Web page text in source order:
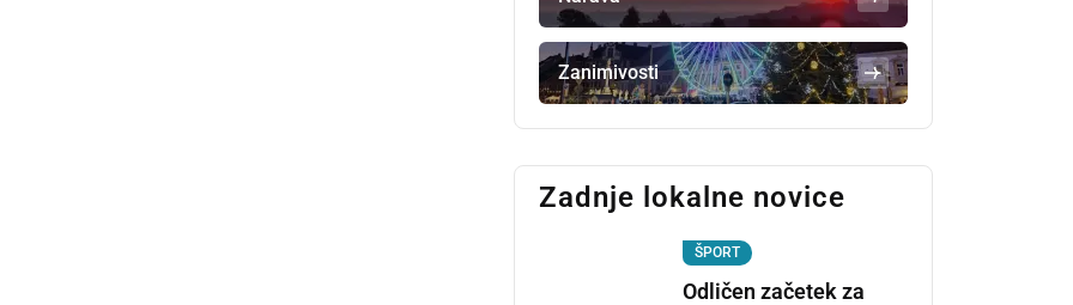
Zanimivosti
Zadnje lokalne novice
ŠPORT
Odličen začetek za